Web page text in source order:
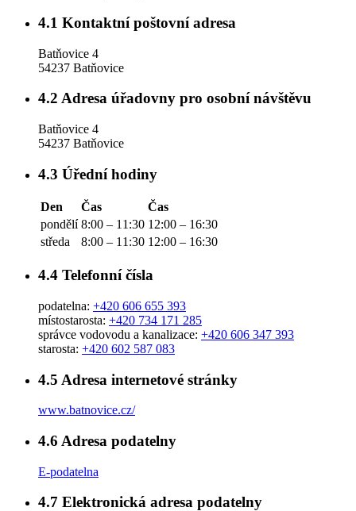
4.1 Kontaktní poštovní adresa
Batňovice 4
54237 Batňovice
4.2 Adresa úřadovny pro osobní návštěvu
Batňovice 4
54237 Batňovice
4.3 Úřední hodiny
Den Čas
Čas
pondělí 8:00 – 11:30 12:00 – 16:30
středa
8:00 – 11:30 12:00 – 16:30
4.4 Telefonní čísla
podatelna: +420 606 655 393
místostarosta: +420 734 171 285
správce vodovodu a kanalizace: +420 606 347 393
starosta: +420 602 587 083
4.5 Adresa internetové stránky
www.batnovice.cz/
4.6 Adresa podatelny
E-podatelna
4.7 Elektronická adresa podatelny